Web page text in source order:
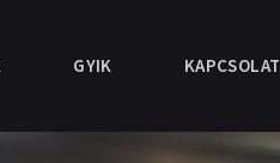
GYIK KAPCSOLAT